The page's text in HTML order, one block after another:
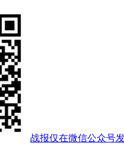
战报仅在微信公众号